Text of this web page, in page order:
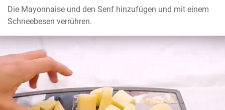
Die Mayonnaise und den Senf hinzufügen und mit einem
Schneebesen verrühren.